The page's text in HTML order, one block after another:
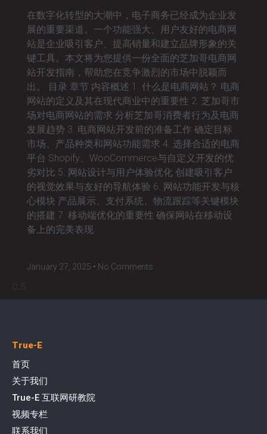
在数字化转型的大潮中，电子商务已经成为企业发
展的重要渠道。一个功能强大、用户友好的电商网
站是企业吸引客户、提高销量和建立品牌形象的关
键工具。本文将为您提供一份全面的芝加哥电商网
站开发指南，帮助您在竞争激烈的市场中脱颖而
出。 目录 章节 内容概述 1. 什么是电商网站？ 电商
网站的定义及其在现代商业中的重要性 2. 芝加哥市
场对电商网站的需求 分析芝加哥消费者行为及电商
发展趋势 3. 电商网站开发前的准备工作 确定目标
市场、产品种类和网站功能需求 4. 选择合适的电商
平台 Shopify、WooCommerce与自定义开发的优
劣对比 5. 网站设计与用户体验优化 创建吸引客户
的视觉效果与友好的导航体验 6. 网站功能开发与核
心模块 产品展示、支付系统、物流跟踪等关键模块
的搭建 7. 移动端优化的重要性 确保网站在移动设
备上的完美表现
January 27, 2025 No Comments
True-E
首页
关于我们
True-E 互联网研教院
视频专栏
联系我们